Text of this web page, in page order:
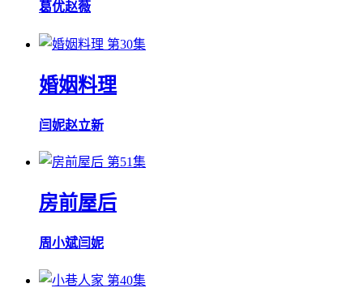
葛优赵薇
第30集
婚姻料理
闫妮赵立新
第51集
房前屋后
周小斌闫妮
第40集